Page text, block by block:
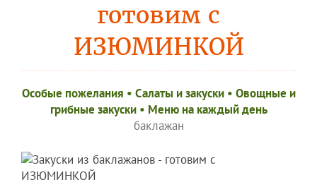
готовим с
ИЗЮМИНКОЙ
Особые пожелания • Салаты и закуски• Овощные и
грибные закуски• Меню на каждый день
баклажан